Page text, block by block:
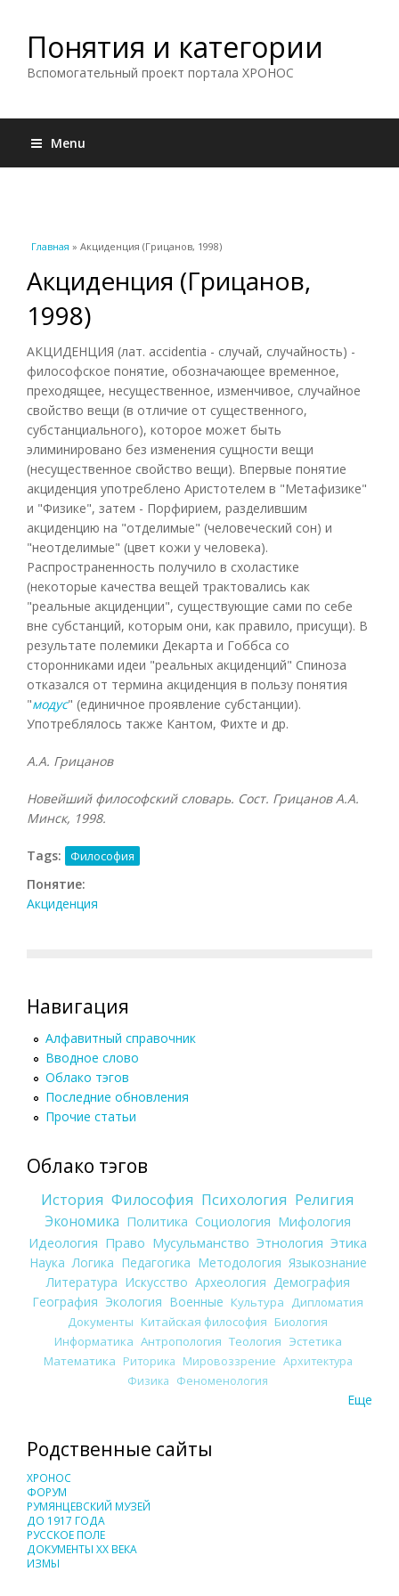
Понятия и категории
Вспомогательный проект портала ХРОНОС
Menu
Вы здесь
Главная » Акциденция (Грицанов, 1998)
Акциденция (Грицанов,
1998)
АКЦИДЕНЦИЯ (лат. accidentia - случай, случайность) -
философское понятие, обозначающее временное,
преходящее, несущественное, изменчивое, случайное
свойство вещи (в отличие от существенного,
субстанциального), которое может быть
элиминировано без изменения сущности вещи
(несущественное свойство вещи). Впервые понятие
акциденция употреблено Аристотелем в "Метафизике"
и "Физике", затем - Порфирием, разделившим
акциденцию на "отделимые" (человеческий сон) и
"неотделимые" (цвет кожи у человека).
Распространенность получило в схоластике
(некоторые качества вещей трактовались как
"реальные акциденции", существующие сами по себе
вне субстанций, которым они, как правило, присущи). В
результате полемики Декарта и Гоббса со
сторонниками идеи "реальных акциденций" Спиноза
отказался от термина акциденция в пользу понятия
"модус" (единичное проявление субстанции).
Употреблялось также Кантом, Фихте и др.
А.А. Грицанов
Новейший философский словарь. Сост. Грицанов А.А.
Минск, 1998.
Tags: Философия
Понятие:
Акциденция
Навигация
Алфавитный справочник
Вводное слово
Облако тэгов
Последние обновления
Прочие статьи
Облако тэгов
История Философия Психология Религия
Экономика Политика Социология Мифология
Идеология Право Мусульманство Этнология Этика
Наука Логика Педагогика Методология Языкознание
Литература Искусство Археология Демография
География Экология Военные Культура
Дипломатия
Документы Китайская философия Биология
Информатика Антропология Теология Эстетика
Математика Риторика Мировоззрение Архитектура
Физика Феноменология
Еще
Родственные сайты
ХРОНОС
ФОРУМ
РУМЯНЦЕВСКИЙ МУЗЕЙ
ДО 1917 ГОДА
РУССКОЕ ПОЛЕ
ДОКУМЕНТЫ XX ВЕКА
ИЗМЫ